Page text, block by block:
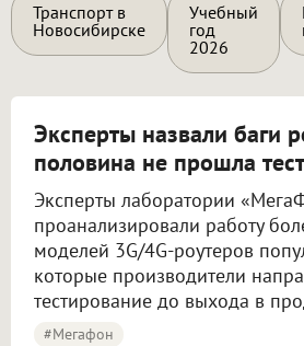
Транспорт в
Новосибирске
Учебный
год
2026
Эксперты назвали баги
половина не прошла
Эксперты лаборатории
проанализировали работу
моделей 3G/4G-роутеров
которые производители
тестирование до выхода в
#мегафон